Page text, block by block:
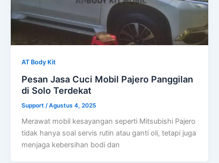
AT Body Kit
Pesan Jasa Cuci Mobil Pajero Panggilan
di Solo Terdekat
Support /Agustus 4, 2025
Merawat mobil kesayangan seperti Mitsubishi Pajero
tidak hanya soal servis rutin atau ganti oli, tetapi juga
menjaga kebersihan bodi dan